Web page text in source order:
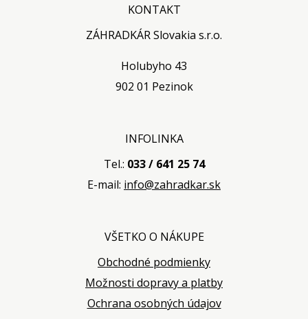
KONTAKT
ZÁHRADKÁR Slovakia s.r.o.
Holubyho 43
902 01 Pezinok
INFOLINKA
Tel.: 033 / 641 25 74
E-mail: info@zahradkar.sk
VŠETKO O NÁKUPE
Obchodné podmienky
Možnosti dopravy a platby
Ochrana osobných údajov